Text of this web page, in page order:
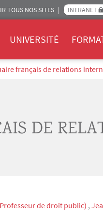
TOUS NOS SITES INTRANET
UNIVERSITÉ
français de relations
DE
de droit public) ,